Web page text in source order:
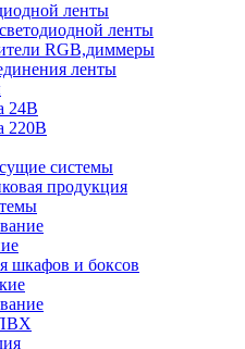
ленты
ленты
RGB,диммеры
ленты
24В
220В
системы
продукция
шкафов и боксов